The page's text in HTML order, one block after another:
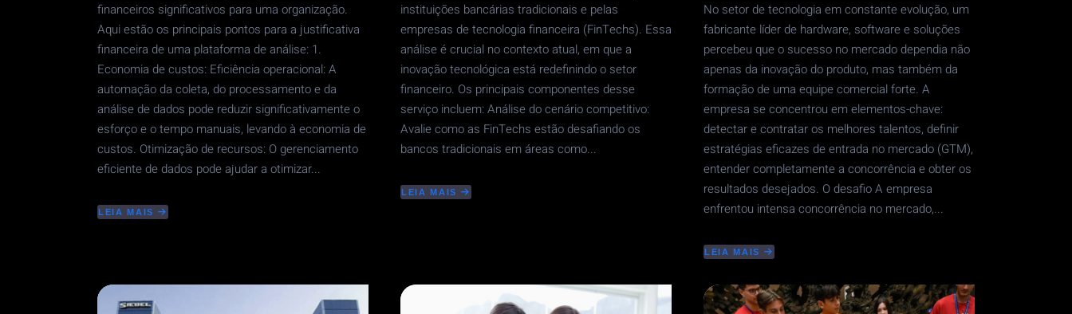
financeiros significativos para uma organização.
Aqui estão os principais pontos para a justificativa
financeira de uma plataforma de análise: 1.
Economia de custos: Eficiência operacional: A
automação da coleta, do processamento e da
análise de dados pode reduzir significativamente o
esforço e o tempo manuais, levando à economia de
custos. Otimização de recursos: O gerenciamento
eficiente de dados pode ajudar a otimizar...
LEIA MAIS
ABOUT
DE
ANÁLISE
instituições bancárias tradicionais e pelas
empresas de tecnologia financeira (FinTechs). Essa
análise é crucial no contexto atual, em que a
inovação tecnológica está redefinindo o setor
financeiro. Os principais componentes desse
serviço incluem: Análise do cenário competitivo:
Avalie como as FinTechs estão desafiando os
bancos tradicionais em áreas como...
LEIA MAIS
ABOUT
No setor de tecnologia em constante evolução, um
fabricante líder de hardware, software e soluções
percebeu que o sucesso no mercado dependia não
apenas da inovação do produto, mas também da
formação de uma equipe comercial forte. A
empresa se concentrou em elementos-chave:
detectar e contratar os melhores talentos, definir
estratégias eficazes de entrada no mercado (GTM),
entender completamente a concorrência e obter os
resultados desejados. O desafio A empresa
enfrentou intensa concorrência no mercado,...
LEIA MAIS
ABOUT
EQUIPE
COMERCIAL